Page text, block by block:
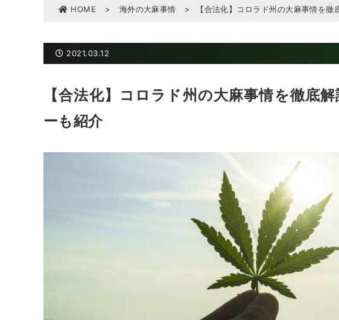
HOME > 海外の大麻事情 > 【合法化】コロラド州の大麻事情を
2021.03.12
【合法化】コロラド州の大麻事情を徹底
ーも紹介